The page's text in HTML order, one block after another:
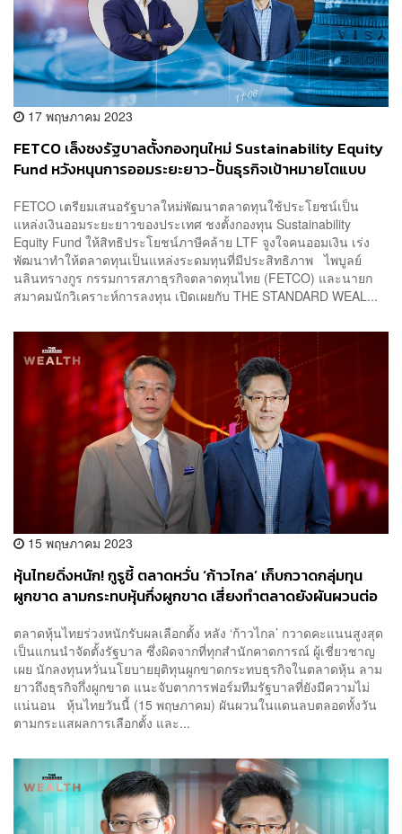
17 พฤษภาคม 2023
FETCO เล็งชงรัฐบาลตั้งกองทุนใหม่ Sustainability Equity
Fund หวังหนุนการออมระยะยาว-ปั้นธุรกิจเป้าหมายโตแบบ
FETCO เตรียมเสนอรัฐบาลใหม่พัฒนาตลาดทุนใช้ประโยชน์เป็น
แหล่งเงินออมระยะยาวของประเทศ ชงตั้งกองทุน Sustainability
Equity Fund ให้สิทธิประโยชน์ภาษีคล้าย LTF จูงใจคนออมเงิน เร่ง
พัฒนาทำให้ตลาดทุนเป็นแหล่งระดมทุนที่มีประสิทธิภาพ ไพบูลย์
นลินทรางกูร กรรมการสภาธุรกิจตลาดทุนไทย (FETCO) และนายก
สมาคมนักวิเคราะห์การลงทุน เปิดเผยกับ THE STANDARD WEAL...
15 พฤษภาคม 2023
หุ้นไทยดิ่งหนัก! กูรูชี้ ตลาดหวั่น ‘ก้าวไกล’ เก็บกวาดกลุ่มทุน
ผูกขาด ลามกระทบหุ้นกึ่งผูกขาด เสี่ยงทำตลาดยังผันผวนต่อ
ตลาดหุ้นไทยร่วงหนักรับผลเลือกตั้ง หลัง ‘ก้าวไกล’ กวาดคะแนนสูงสุด
เป็นแกนนำจัดตั้งรัฐบาล ซึ่งผิดจากที่ทุกสำนักคาดการณ์ ผู้เชี่ยวชาญ
เผย นักลงทุนหวั่นนโยบายยุติทุนผูกขาดกระทบธุรกิจในตลาดหุ้น ลาม
ยาวถึงธุรกิจกึ่งผูกขาด แนะจับตาการฟอร์มทีมรัฐบาลที่ยังมีความไม่
แน่นอน หุ้นไทยวันนี้ (15 พฤษภาคม) ผันผวนในแดนลบตลอดทั้งวัน
ตามกระแสผลการเลือกตั้ง และ...